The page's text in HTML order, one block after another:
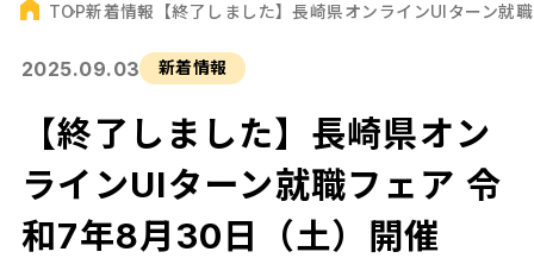
TOP新着情報 【終了しました】長崎県オンラインUIターン
2025.09.03 新着情報
【終了しました】長崎県オン
ラインUIターン就職フェア 令
和7年8月30日（土）開催